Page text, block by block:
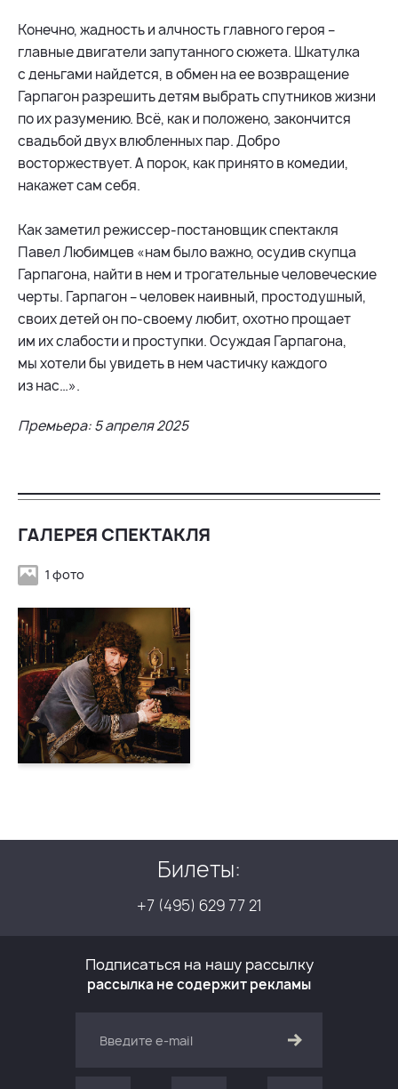
Конечно, жадность и алчность главного героя –
главные двигатели запутанного сюжета. Шкатулка
с деньгами найдется, в обмен на ее возвращение
Гарпагон разрешить детям выбрать спутников жизни
по их разумению. Всё, как и положено, закончится
свадьбой двух влюбленных пар. Добро
восторжествует. А порок, как принято в комедии,
накажет сам себя.
Как заметил режиссер-постановщик спектакля
Павел Любимцев «нам было важно, осудив скупца
Гарпагона, найти в нем и трогательные человеческие
черты. Гарпагон – человек наивный, простодушный,
своих детей он по-своему любит, охотно прощает
им их слабости и проступки. Осуждая Гарпагона,
мы хотели бы увидеть в нем частичку каждого
из нас…».
Премьера: 5 апреля 2025
ГАЛЕРЕЯ СПЕКТАКЛЯ
1 фото
Билеты:
+7 (495) 629 77 21
Подписаться на нашу рассылку
рассылка не содержит рекламы